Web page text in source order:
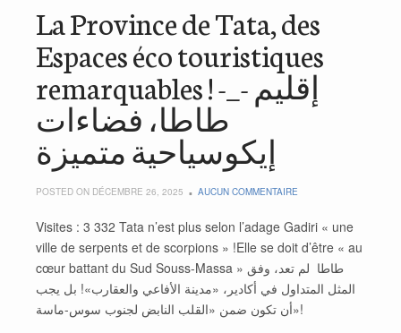
La Province de Tata, des
Espaces éco touristiques
remarquables ! -_- إقليم
طاطا، فضاءات
إيكوسياحية متميزة
POSTED ON DÉCEMBRE 26, 2025 AUCUN COMMENTAIRE
Visites : 3 332 Tata n’est plus selon l’adage Gadiri « une
ville de serpents et de scorpions » !Elle se doit d’être « au
cœur battant du Sud Souss-Massa » طاطا لم تعد، وفق
المثل المتداول في أكادير، «مدينة الأفاعي والعقارب»! بل يجب
أن تكون ضمن «القلب النابض لجنوب سوس-ماسة»!